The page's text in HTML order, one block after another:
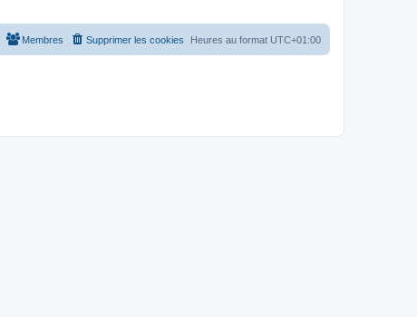
Heures au format UTC+01:00
Supprimer les cookies
Membres